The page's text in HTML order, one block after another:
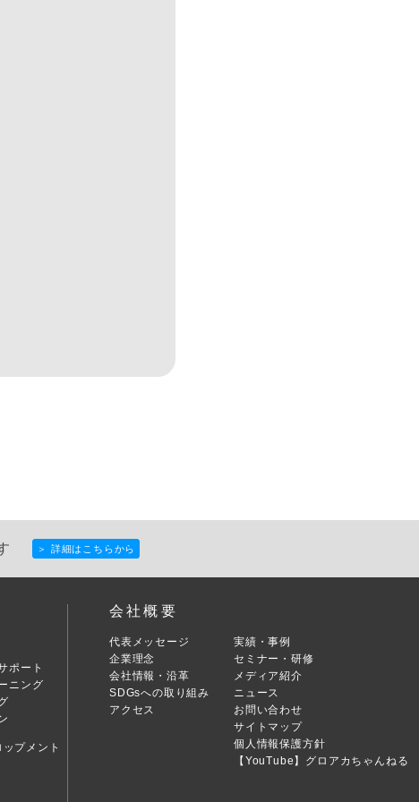
＞ 詳細はこちらから
ポート
ニング
プメント
会社概要
代表メッセージ
企業理念
会社情報・沿革
SDGsへの取り組み
アクセス
実績・事例
セミナー・研修
メディア紹介
ニュース
お問い合わせ
サイトマップ
個人情報保護方針
【YouTube】グロアカちゃんねる